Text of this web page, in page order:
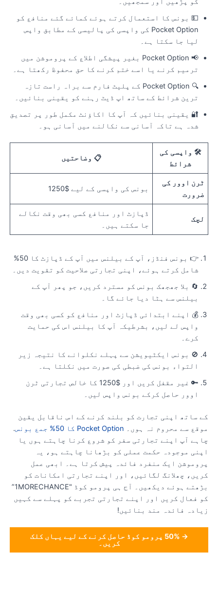
💵 بونس کا استعمال کرتے ہوئے کمائے گئے منافع کو
Pocket Option کی واپسی کی پالیسی کے مطابق واپس
لیا جا سکتا ہے۔
📢 Pocket Option بغیر پیشگی اطلاع کے پروموشن میں
ترمیم کرنے یا اسے ختم کرنے کا حق محفوظ رکھتا ہے۔
🔍 Pocket Option کے پلیٹ فارم سے براہ راست تازہ
ترین شرائط کے ساتھ اپ ڈیٹ رہنے کو یقینی بنائیں۔
🔐 یقینی بنائیں کہ آپ کا اکاؤنٹ مکمل طور پر تصدیق
شدہ ہے تاکہ آسانی سے نکالنے میں آسانی ہو۔
🛠 واپسی کی
شرائط
📋 وضاحتیں
ٹرن اوور کی
ضرورت
بونس کی واپسی کے لیے $1250
لچک
ڈپازٹ اور منافع کسی بھی وقت نکالے
جا سکتے ہیں۔
👉 بونس فنڈز، آپ کے بیلنس میں آپ کے ڈپازٹ کا 50%
شامل کرتے ہوئے، اپنی تجارتی صلاحیت کو تقویت دیں۔
🔄 بلا جھجھک بونس کو مسترد کریں، جو پھر آپ کے
بیلنس سے ہٹا دیا جائے گا۔
💰 اپنے ابتدائی ڈپازٹ اور منافع کو کسی بھی وقت
واپس لے لیں، بشرطیکہ آپ کا بیلنس اس کی حمایت
کرے۔
🚫 بونس ایکٹیویشن سے پہلے نکلوانے کا نتیجہ زیر
التواء بونس کی ضبطی کی صورت میں نکلتا ہے۔
🔑 غیر مقفل کریں اور $1250 کا خالص تجارتی ٹرن
اوور حاصل کرکے بونس واپس لیں۔
ساتھ اپنی تجارت کو بلند کرنے کے اس ناقابل یقین
سے محروم نہ ہوں۔ Pocket Option کا 50% جمع بونس
.
آپ اپنے تجارتی سفر کو شروع کرنا چاہتے ہوں یا
موجودہ حکمت عملی کو بڑھانا چاہتے ہو، یہ
ایک منفرد فائدہ پیش کرتا ہے۔ ابھی عمل
چھلانگ لگائیں، اور اپنے تجارتی امکانات کو
بڑھتے ہوئے دیکھیں۔ آج ہی پرومو کوڈ "1MORECHANCE”
فعال کریں اور اپنے تجارتی تجربے کو پہلے سے کہیں
فائدہ مند بنائیں!
→ 50% پرومو کوڈ حاصل کرنے کے لیے یہاں کلک
کریں۔